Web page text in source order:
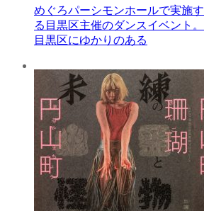
めぐろパーシモンホールで実施す
る目黒区主催のダンスイベント。
目黒区にゆかりのある